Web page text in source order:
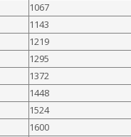
1067
1143
1219
1295
1372
1448
1524
1600